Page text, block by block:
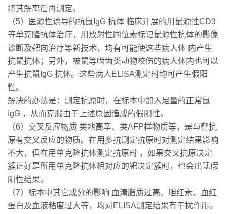
将其解离后再测定。
（5）医源性诱导的抗鼠IgG 抗体 临床开展的用鼠源性CD3
等单克隆抗体治疗，用放射性同位素标记鼠源性抗体的影像
诊断及靶向治疗等新技术，均有可能使这些病人体 内产生
抗鼠抗体；另外，被鼠等啮齿类动物咬伤的病人体内也可以
产生抗鼠IgG 抗体。这些病人ELISA测定时均可产生假阳
性。
解决的办法是：测定抗原时，在标本中加入足量的正常鼠
IgG ，从而克服由于上述原因造成的假阳性。
（6）交叉反应物质 类地高辛、类AFP样物质等，是与靶抗
原有交叉反应的物质。在用多抗测定抗原时对测定结果影响
不大，但在用单克隆抗体测定抗原时 ，如果交叉抗原决定
簇正好是所用单克隆抗体相对应的靶决定簇时，也会出现假
阳性结果。
（7）标本中其它成分的影响 血清脂质过高、胆红素、血红
蛋白及血液粘度过大等，均对ELISA测定结果有干扰作用。